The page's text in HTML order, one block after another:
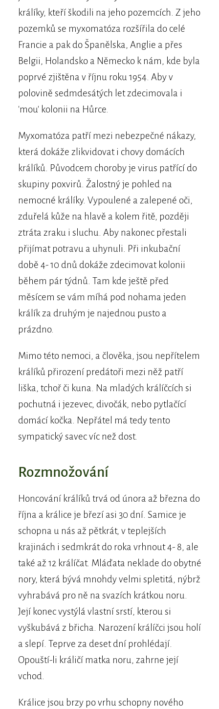
králíky, kteří škodili na jeho pozemcích. Z jeho
pozemků se myxomatóza rozšířila do celé
Francie a pak do Španělska, Anglie a přes
Belgii, Holandsko a Německo k nám, kde byla
poprvé zjištěna v říjnu roku 1954. Aby v
polovině sedmdesátých let zdecimovala i
'mou' kolonii na Hůrce.
Myxomatóza patří mezi nebezpečné nákazy,
která dokáže zlikvidovat i chovy domácích
králíků. Původcem choroby je virus patřící do
skupiny poxvirů. Žalostný je pohled na
nemocné králíky. Vypoulené a zalepené oči,
zduřelá kůže na hlavě a kolem řitě, později
ztráta zraku i sluchu. Aby nakonec přestali
přijímat potravu a uhynuli. Při inkubační
době 4- 10 dnů dokáže zdecimovat kolonii
během pár týdnů. Tam kde ještě před
měsícem se vám míhá pod nohama jeden
králík za druhým je najednou pusto a
prázdno.
Mimo této nemoci, a člověka, jsou nepřítelem
králíků přirození predátoři mezi něž patří
liška, tchoř či kuna. Na mladých králíčcích si
pochutná i jezevec, divočák, nebo pytlačící
domácí kočka. Nepřátel má tedy tento
sympatický savec víc než dost.
Rozmnožování
Honcování králíků trvá od února až března do
října a králice je březí asi 30 dní. Samice je
schopna u nás až pětkrát, v teplejších
krajinách i sedmkrát do roka vrhnout 4- 8, ale
také až 12 králíčat. Mláďata neklade do obytné
nory, která bývá mnohdy velmi spletitá, nýbrž
vyhrabává pro ně na svazích krátkou noru.
Její konec vystýlá vlastní srstí, kterou si
vyškubává z břicha. Narození králíčci jsou holí
a slepí. Teprve za deset dní prohlédají.
Opouští-li králičí matka noru, zahrne její
vchod.
Králice jsou brzy po vrhu schopny nového